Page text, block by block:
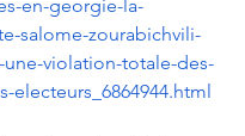
en-georgie-la-
salome-zourabichvili-
violation-totale-des-
electeurs_6864944.html